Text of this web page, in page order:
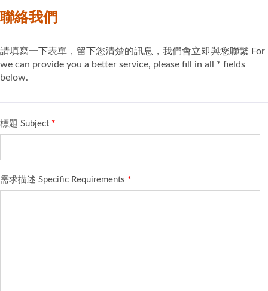
聯絡我們
請填寫一下表單，留下您清楚的訊息，我們會立即與您聯繫 For
we can provide you a better service, please fill in all * fields
below.
標題 Subject *
需求描述 Specific Requirements *